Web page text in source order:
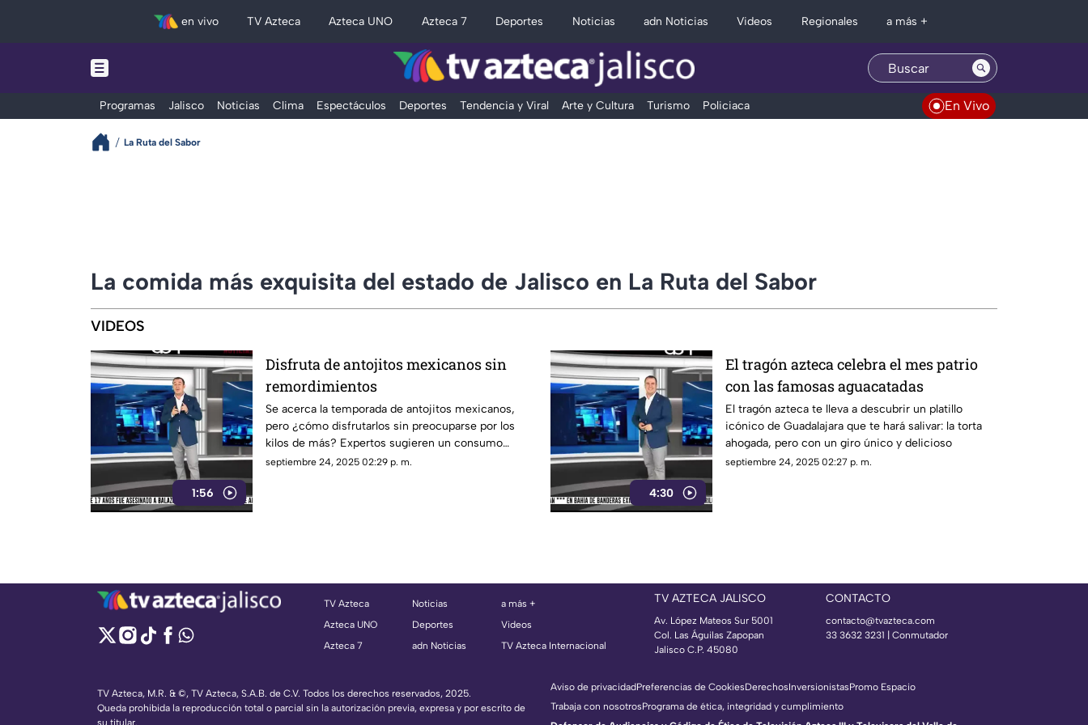
en vivo TV Azteca Azteca UNO Azteca 7 Deportes Noticias adn Noticias Videos Regionales a más +
Programas Jalisco Noticias Clima Espectáculos Deportes Tendencia y Viral Arte y Cultura Turismo Policiaca En Vivo
La Ruta del Sabor
La comida más exquisita del estado de Jalisco en La Ruta del Sabor
VIDEOS
1:56
Disfruta de antojitos mexicanos sin
remordimientos
Se acerca la temporada de antojitos mexicanos,
pero ¿cómo disfrutarlos sin preocuparse por los
kilos de más? Expertos sugieren un consumo
moderado y equilibrado
septiembre 24, 2025 02:29 p. m.
4:30
El tragón azteca celebra el mes patrio
con las famosas aguacatadas
El tragón azteca te lleva a descubrir un platillo
icónico de Guadalajara que te hará salivar: la torta
ahogada, pero con un giro único y delicioso
septiembre 24, 2025 02:27 p. m.
TV Azteca
Azteca UNO
Azteca 7
Noticias
Deportes
adn Noticias
a más +
Videos
TV Azteca Internacional
TV AZTECA JALISCO
Av. López Mateos Sur 5001
Col. Las Águilas Zapopan
Jalisco C.P. 45080
CONTACTO
contacto@tvazteca.com
33 3632 3231 | Conmutador
TV Azteca, M.R. & ©, TV Azteca, S.A.B. de C.V. Todos los derechos reservados, 2025.
Queda prohibida la reproducción total o parcial sin la autorización previa, expresa y por escrito de
su titular.
Aviso de privacidadPreferencias de CookiesDerechosInversionistasPromo Espacio
Trabaja con nosotrosPrograma de ética, integridad y cumplimiento